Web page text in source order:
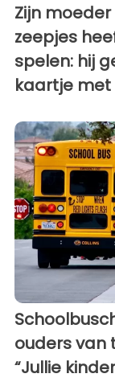
Zijn
zeepjes
spelen: hij
kaartje met
ouders van
“Jullie